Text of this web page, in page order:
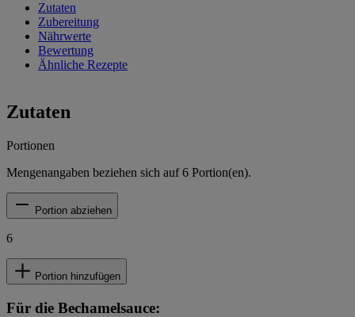
Zutaten
Zubereitung
Nährwerte
Bewertung
Ähnliche Rezepte
Zutaten
Portionen
Mengenangaben beziehen sich auf6 Portion(en).
Portion abziehen
6
Portion hinzufügen
Für die Bechamelsauce: